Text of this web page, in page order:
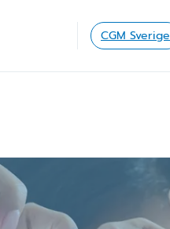
CGM Sverige